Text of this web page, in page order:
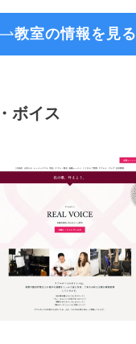
教室の情報を見る
ボイス